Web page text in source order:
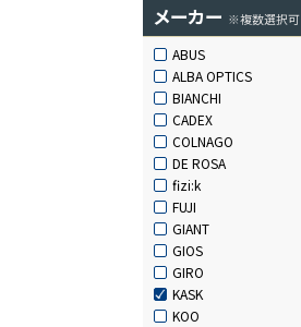
メーカー ※複数選択可
ABUS
ALBA OPTICS
BIANCHI
CADEX
COLNAGO
DE ROSA
fizi:k
FUJI
GIANT
GIOS
GIRO
KASK
KOO